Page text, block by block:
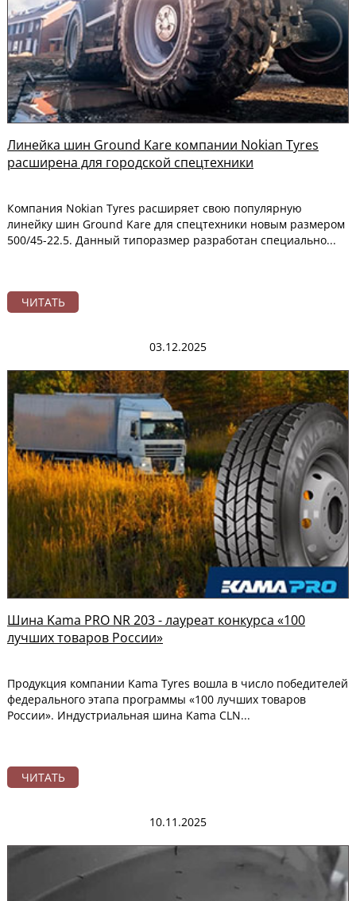
Линейка шин Ground Kare компании Nokian Tyres
расширена для городской спецтехники
Компания Nokian Tyres расширяет свою популярную
линейку шин Ground Kare для спецтехники новым размером
500/45-22.5. Данный типоразмер разработан специально...
ЧИТАТЬ
03.12.2025
Шина Kama PRO NR 203 - лауреат конкурса «100
лучших товаров России»
Продукция компании Kama Tyres вошла в число победителей
федерального этапа программы «100 лучших товаров
России». Индустриальная шина Kama CLN...
ЧИТАТЬ
10.11.2025